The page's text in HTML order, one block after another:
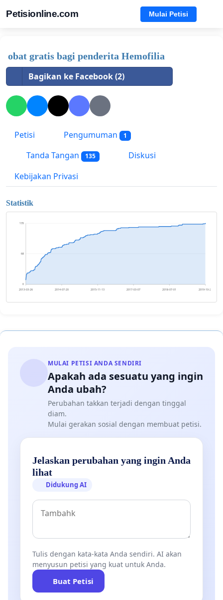
Petisionline.com Mulai Petisi
obat gratis bagi penderita Hemofilia
Bagikan ke Facebook (2)
Petisi Pengumuman 1
Tanda Tangan 135
Diskusi
Kebijakan Privasi
Statistik
0
68
135
2013-03-26 2014-07-20 2015-11-13 2017-03-07 2018-07-01 2019-10-25
MULAI PETISI ANDA SENDIRI
Apakah ada sesuatu yang ingin
Anda ubah?
Perubahan takkan terjadi dengan tinggal
diam.
Mulai gerakan sosial dengan membuat petisi.
Jelaskan perubahan yang ingin Anda
lihat
Didukung AI
Tulis dengan kata-kata Anda sendiri. AI akan
menyusun petisi yang kuat untuk Anda.
Buat Petisi